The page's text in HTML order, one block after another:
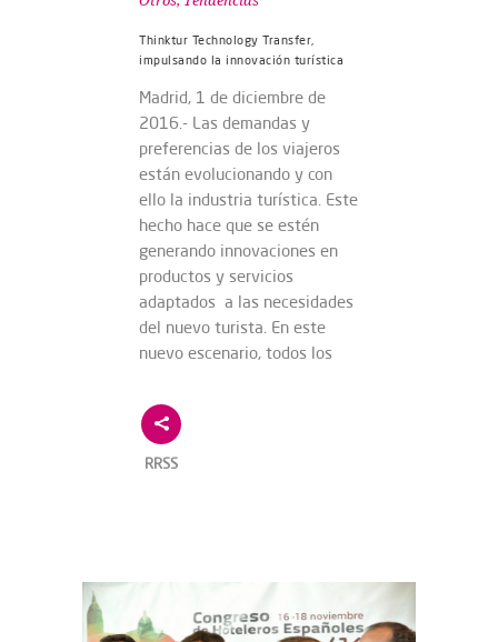
Thinktur Technology Transfer,
impulsando la innovación turística
Madrid, 1 de diciembre de
2016.- Las demandas y
preferencias de los viajeros
están evolucionando y con
ello la industria turística. Este
hecho hace que se estén
generando innovaciones en
productos y servicios
adaptados a las necesidades
del nuevo turista. En este
nuevo escenario, todos los
RRSS